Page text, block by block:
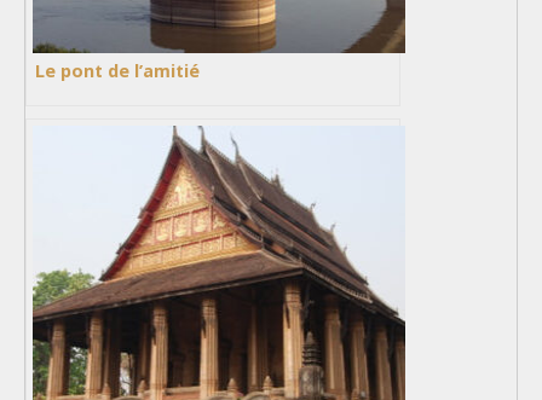
Le pont de l’amitié